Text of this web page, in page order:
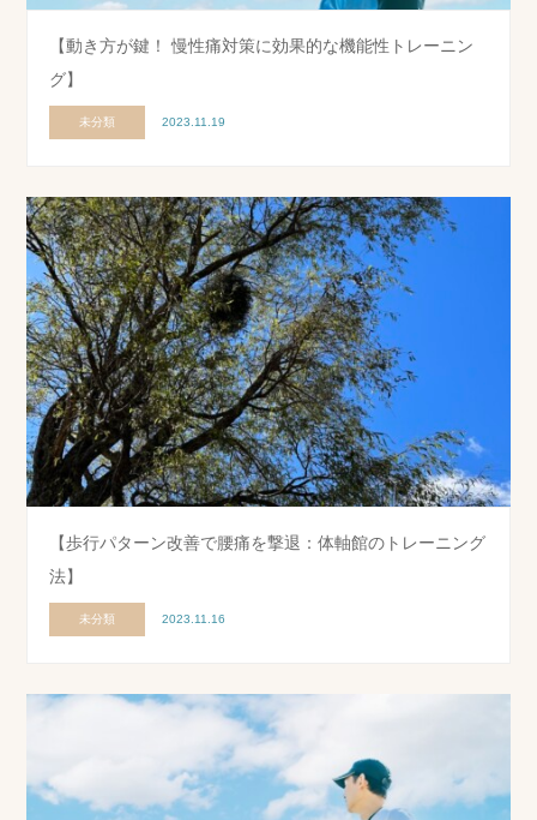
【動き方が鍵！ 慢性痛対策に効果的な機能性トレーニン
グ】
未分類 2023.11.19
【歩行パターン改善で腰痛を撃退：体軸館のトレーニング
法】
未分類 2023.11.16